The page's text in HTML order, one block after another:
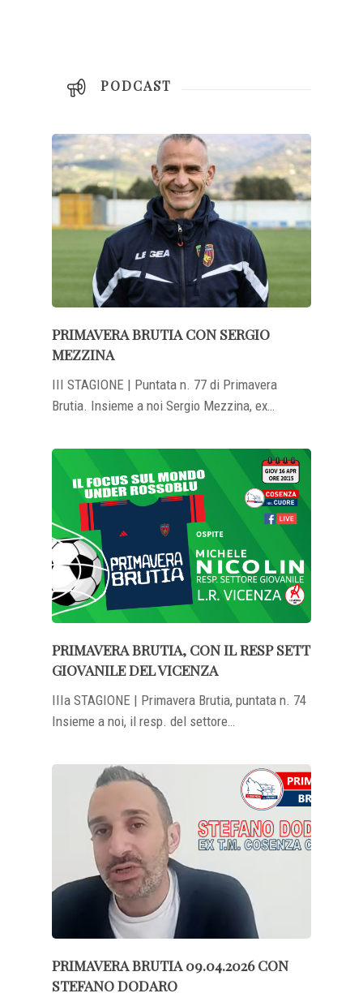
PODCAST
PRIMAVERA BRUTIA CON SERGIO
MEZZINA
III STAGIONE | Puntata n. 77 di Primavera
Brutia. Insieme a noi Sergio Mezzina, ex…
PRIMAVERA BRUTIA, CON IL RESP SETT
GIOVANILE DEL VICENZA
IIIa STAGIONE | Primavera Brutia, puntata n. 74
Insieme a noi, il resp. del settore…
PRIMAVERA BRUTIA 09.04.2026 CON
STEFANO DODARO